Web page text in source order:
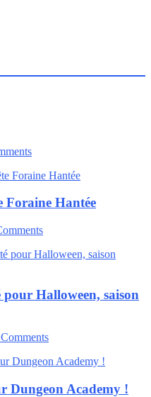
Foraine Hantée
pour Halloween, saison
Dungeon Academy !